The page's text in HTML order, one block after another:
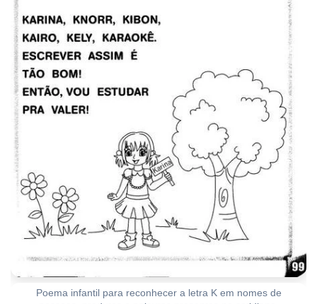
Poema infantil para reconhecer a letra K em nomes de